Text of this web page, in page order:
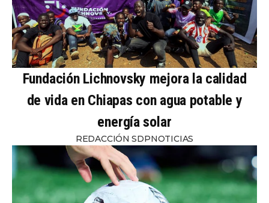
Fundación Lichnovsky mejora la calidad
de vida en Chiapas con agua potable y
energía solar
REDACCIÓN SDPNOTICIAS